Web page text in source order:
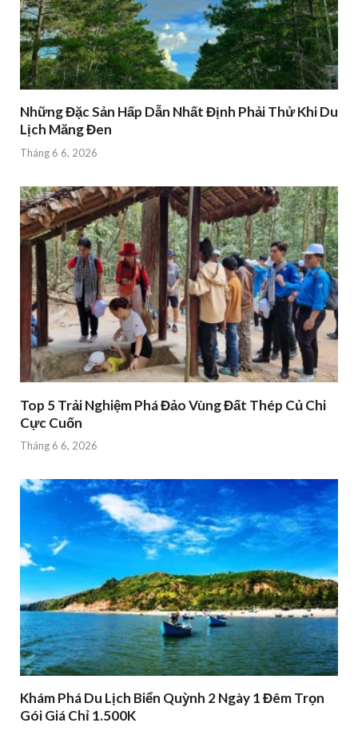
Những Đặc Sản Hấp Dẫn Nhất Định Phải Thử Khi Du
Lịch Măng Đen
Tháng 6 6, 2026
Top 5 Trải Nghiệm Phá Đảo Vùng Đất Thép Củ Chi
Cực Cuốn
Tháng 6 6, 2026
Khám Phá Du Lịch Biển Quỳnh 2 Ngày 1 Đêm Trọn
Gói Giá Chỉ 1.500K